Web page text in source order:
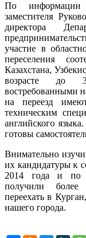
По информации
заместителя
директора
участие в
переселения
Казахстана,
возрасте до
востребованными
на переезд
техническим
английского
готовы
Внимательно
их кандидатуры к
2014 года и по
получили более
переехать в
нашего города.